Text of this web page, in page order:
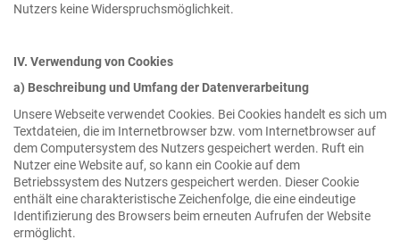
Nutzers keine Widerspruchsmöglichkeit.
IV. Verwendung von Cookies
a) Beschreibung und Umfang der Datenverarbeitung
Unsere Webseite verwendet Cookies. Bei Cookies handelt es sich um
Textdateien, die im Internetbrowser bzw. vom Internetbrowser auf
dem Computersystem des Nutzers gespeichert werden. Ruft ein
Nutzer eine Website auf, so kann ein Cookie auf dem
Betriebssystem des Nutzers gespeichert werden. Dieser Cookie
enthält eine charakteristische Zeichenfolge, die eine eindeutige
Identifizierung des Browsers beim erneuten Aufrufen der Website
ermöglicht.